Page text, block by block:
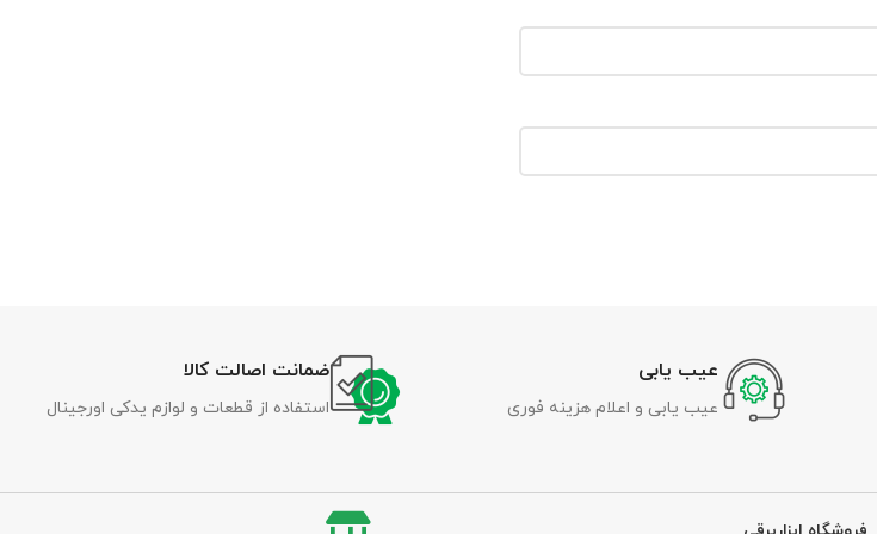
عیب یابی
عیب یابی و اعلام هزینه فوری
ضمانت اصالت کالا
استفاده از قطعات و لوازم یدکی اورجینال